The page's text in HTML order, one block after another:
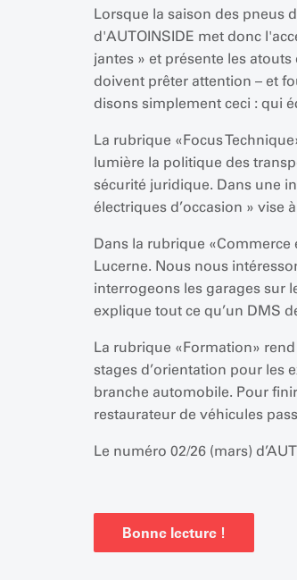
Lorsque la saison des pneus
d'AUTOINSIDE met donc
jantes » et présente les
doivent prêter attention – et
disons simplement ceci : qui
La rubrique «Focus
lumière la politique des
sécurité juridique. Dans une
électriques d’occasion » vise
Dans la rubrique «Commerce
Lucerne. Nous nous
interrogeons les garages sur
explique tout ce qu’un DMS
La rubrique «Formation»
stages d’orientation pour les
branche automobile. Pour
restaurateur de véhicules
Le numéro 02/26 (mars)
Bonne lecture !